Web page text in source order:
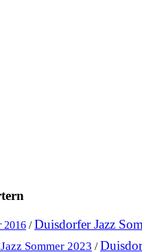
2016 /Duisdorfer Jazz
Sommer 2023 /